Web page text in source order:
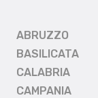
ABRUZZO
BASILICATA
CALABRIA
CAMPANIA